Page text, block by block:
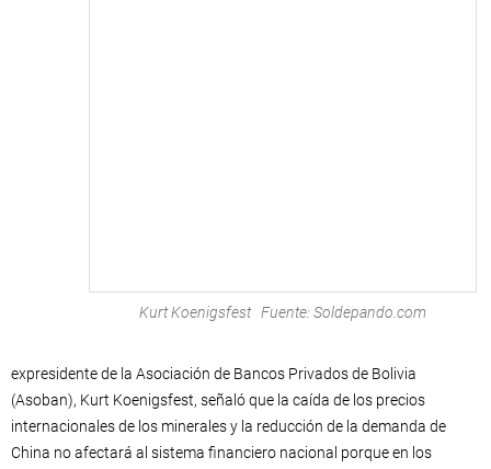
Kurt Koenigsfest Fuente: Soldepando.com
expresidente de la Asociación de Bancos Privados de Bolivia
(Asoban), Kurt Koenigsfest, señaló que la caída de los precios
internacionales de los minerales y la reducción de la demanda de
China no afectará al sistema financiero nacional porque en los